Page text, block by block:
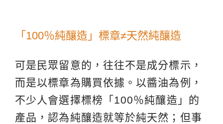
「100％純釀造」標章≠天然純釀造
可是民眾留意的，往往不是成分標示，
而是以標章為購買依據。以醬油為例，
不少人會選擇標榜「100％純釀造」的
產品，認為純釀造就等於純天然；但事